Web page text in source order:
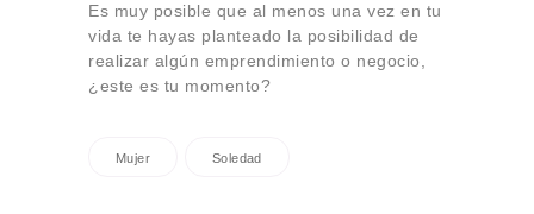
Es muy posible que al menos una vez en tu
vida te hayas planteado la posibilidad de
realizar algún emprendimiento o negocio,
¿este es tu momento?
Mujer Soledad